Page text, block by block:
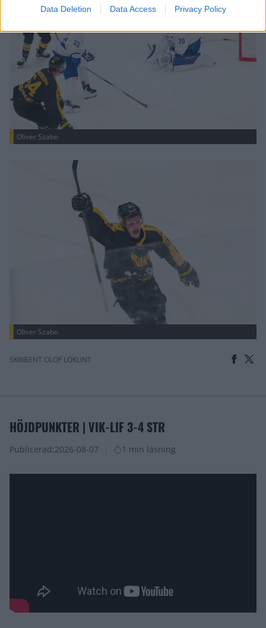
Data Deletion Data Access Privacy Policy
Oliver Szabo
Oliver Szabo
SKRIBENT OLOF LOKLINT
HÖJDPUNKTER | VIK-LIF 3-4 STR
Publicerad:2026-08-07 1 min läsning